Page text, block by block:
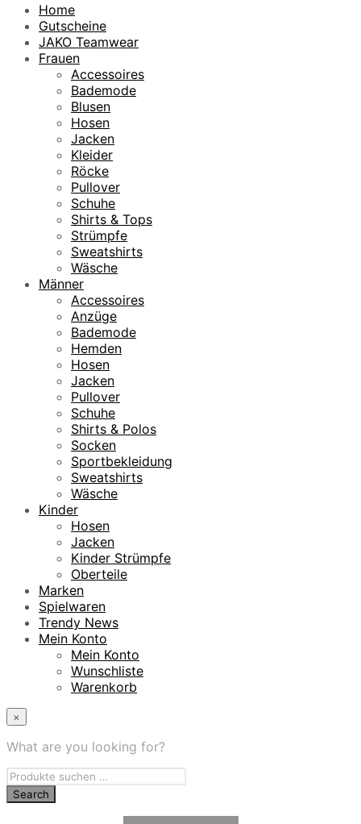
Home
Gutscheine
JAKO Teamwear
Frauen
Accessoires
Bademode
Blusen
Hosen
Jacken
Kleider
Röcke
Pullover
Schuhe
Shirts & Tops
Strümpfe
Sweatshirts
Wäsche
Männer
Accessoires
Anzüge
Bademode
Hemden
Hosen
Jacken
Pullover
Schuhe
Shirts & Polos
Socken
Sportbekleidung
Sweatshirts
Wäsche
Kinder
Hosen
Jacken
Kinder Strümpfe
Oberteile
Marken
Spielwaren
Trendy News
Mein Konto
Mein Konto
Wunschliste
Warenkorb
×
What are you looking for?